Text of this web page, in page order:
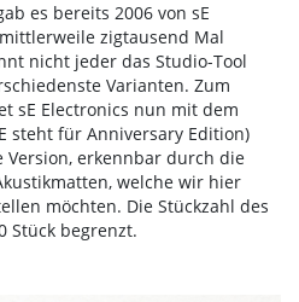
es bereits 2006 von sE
zigtausend Mal
nicht jeder das Studio-Tool
Varianten. Zum
sE Electronics nun mit dem
steht für Anniversary Edition)
erkennbar durch die
welche wir hier
möchten. Die Stückzahl des
Stück begrenzt.